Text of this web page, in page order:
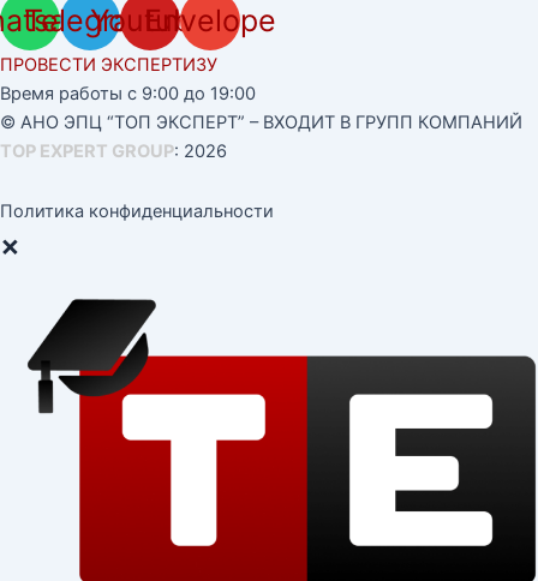
Telegram
Youtube
Envelope
ПРОВЕСТИ ЭКСПЕРТИЗУ
Время работы с 9:00 до 19:00
© АНО ЭПЦ “ТОП ЭКСПЕРТ” – ВХОДИТ В ГРУПП КОМПАНИЙ
TOP EXPERT GROUP: 2026
Политика конфиденциальности
×